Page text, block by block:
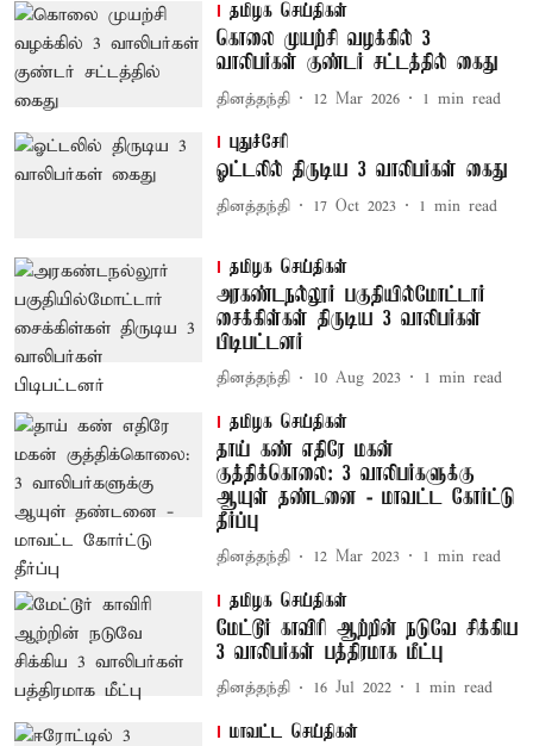
தமிழக செய்திகள்
கொலை முயற்சி வழக்கில் 3
வாலிபர்கள் குண்டர் சட்டத்தில் கைது
தினத்தந்தி 12 Mar 2026 1 min read
புதுச்சேரி
ஓட்டலில் திருடிய 3 வாலிபர்கள் கைது
தினத்தந்தி 17 Oct 2023 1 min read
தமிழக செய்திகள்
அரகண்டநல்லூர் பகுதியில்மோட்டார்
சைக்கிள்கள் திருடிய 3 வாலிபர்கள்
பிடிபட்டனர்
தினத்தந்தி 10 Aug 2023 1 min read
தமிழக செய்திகள்
தாய் கண் எதிரே மகன்
குத்திக்கொலை: 3 வாலிபர்களுக்கு
ஆயுள் தண்டனை - மாவட்ட கோர்ட்டு
தீர்ப்பு
தினத்தந்தி 12 Mar 2023 1 min read
தமிழக செய்திகள்
மேட்டூர் காவிரி ஆற்றின் நடுவே சிக்கிய
3 வாலிபர்கள் பத்திரமாக மீட்பு
தினத்தந்தி 16 Jul 2022 1 min read
மாவட்ட செய்திகள்